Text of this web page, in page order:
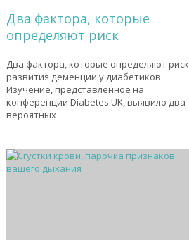
Два фактора, которые
определяют риск
Два фактора, которые определяют риск
развития деменции у диабетиков.
Изучение, представленное на
конференции Diabetes UK, выявило два
вероятных